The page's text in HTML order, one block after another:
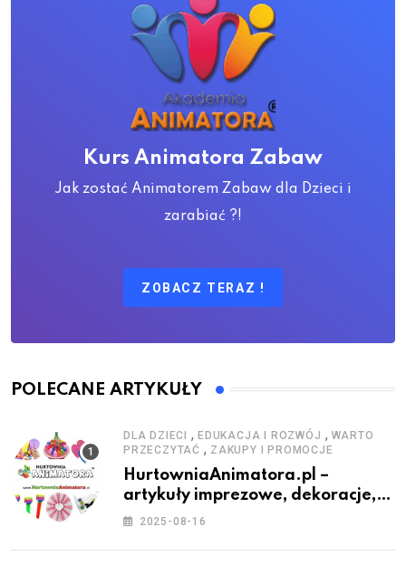
Kurs Animatora Zabaw
Jak zostać Animatorem Zabaw dla Dzieci i
zarabiać ?!
ZOBACZ TERAZ !
POLECANE ARTYKUŁY
DLA DZIECI , EDUKACJA I ROZWÓJ , WARTO
PRZECZYTAĆ , ZAKUPY I PROMOCJE
HurtowniaAnimatora.pl –
artykuły imprezowe, dekoracje,
stroje i akcesoria dla animatorów
2025-08-16